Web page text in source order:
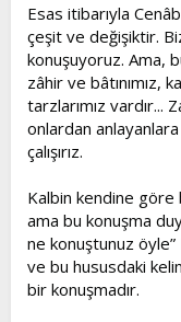
Esas itibarıyla
çeşit ve değişiktir.
konuşuyoruz. Ama,
zâhir ve bâtınımız,
tarzlarımız vardır...
onlardan
çalışırız.
Kalbin kendine göre
ama bu konuşma
ne konuştunuz öyle”
ve bu hususdaki
bir konuşmadır.